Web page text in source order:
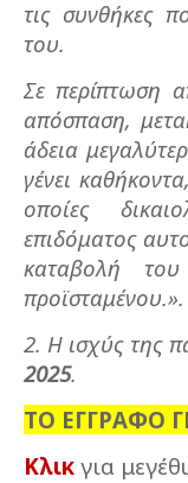
τις συνθήκες
του.
Σε περίπτωση
απόσπαση,
άδεια
γένει
οποίες
επιδόματος
καταβολή
προϊσταμένου.».
2. Η ισχύς της
2025.
ΤΟ ΕΓΓΡΑΦΟ
Κλικ για